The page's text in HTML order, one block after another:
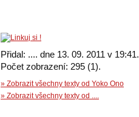
Přidal: .... dne 13. 09. 2011 v 19:41.
Počet zobrazení: 295 (1).
» Zobrazit všechny texty od Yoko Ono
» Zobrazit všechny texty od ....